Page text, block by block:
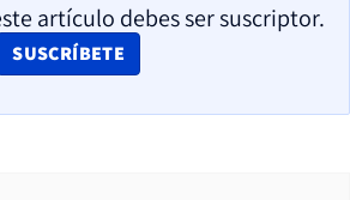
artículo debes ser suscriptor.
SUSCRÍBETE
OPENS IN NEW WINDOW